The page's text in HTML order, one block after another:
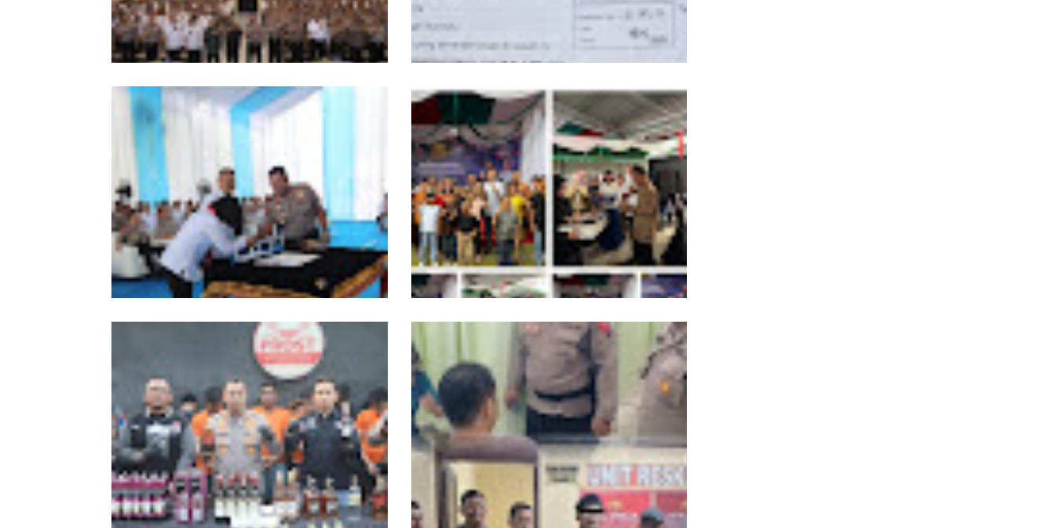
Kapolda Sumut Tekankan
Profesionalisme Polri Hadapi KUHP dan
KUHAP Baru
PPKKB Apresiasi Presiden Prabowo Cabut
Izin PBPH di Kepulauan Batu
Ditres PPA dan PPO Polda Sumut Resmi
Dibentuk
Momen Natal, Danpomdam I/BB Berbagi
Kasih Kepada Anak Panti Asuhan Kasih
Setya